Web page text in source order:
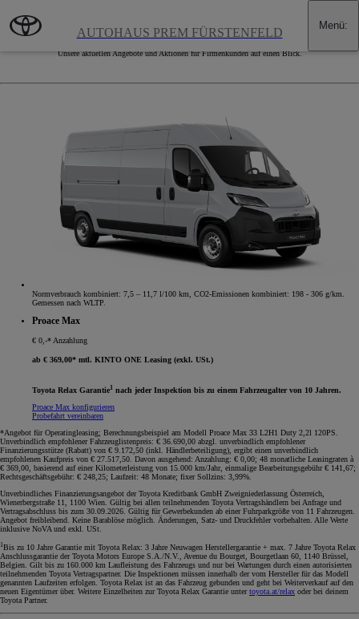
AUTOHAUS PREM FÜRSTENFELD Menü:
Angebote für Firmenkunden
Unsere aktuellen Angebote und Aktionen für Firmenkunden auf einen Blick.
Normverbrauch kombiniert: 7,5 – 11,7 l/100 km, CO2-Emissionen kombiniert: 198 - 306 g/km.
Gemessen nach WLTP.
Proace Max
€ 0,-* Anzahlung
ab € 369,00* mtl. KINTO ONE Leasing (exkl. USt.)
Toyota Relax Garantie1 nach jeder Inspektion bis zu einem Fahrzeugalter von 10 Jahren.
Proace Max konfigurieren
Probefahrt vereinbaren
*Angebot für Operatingleasing; Berechnungsbeispiel am Modell Proace Max 33 L2H1 Duty 2,2l 120PS.
Unverbindlich empfohlener Fahrzeuglistenpreis: € 36.690,00 abzgl. unverbindlich empfohlener
Finanzierungsstütze (Rabatt) von € 9.172,50 (inkl. Händlerbeteiligung), ergibt einen unverbindlich
empfohlenen Kaufpreis von € 27.517,50. Davon ausgehend: Anzahlung: € 0,00; 48 monatliche Leasingraten à
€ 369,00, basierend auf einer Kilometerleistung von 15.000 km/Jahr, einmalige Bearbeitungsgebühr € 141,67;
Rechtsgeschäftsgebühr: € 248,25; Laufzeit: 48 Monate; fixer Sollzins: 3,99%.
Unverbindliches Finanzierungsangebot der Toyota Kreditbank GmbH Zweigniederlassung Österreich,
Wienerbergstraße 11, 1100 Wien. Gültig bei allen teilnehmenden Toyota Vertragshändlern bei Anfrage und
Vertragsabschluss bis zum 30.09.2026. Gültig für Gewerbekunden ab einer Fuhrparkgröße von 11 Fahrzeugen.
Angebot freibleibend. Keine Barablöse möglich. Änderungen, Satz- und Druckfehler vorbehalten. Alle Werte
inklusive NoVA und exkl. USt.
1Bis zu 10 Jahre Garantie mit Toyota Relax: 3 Jahre Neuwagen Herstellergarantie + max. 7 Jahre Toyota Relax
Anschlussgarantie der Toyota Motors Europe S.A./N.V., Avenue du Bourget, Bourgetlaan 60, 1140 Brüssel,
Belgien. Gilt bis zu 160.000 km Laufleistung des Fahrzeugs und nur bei Wartungen durch einen autorisierten
teilnehmenden Toyota Vertragspartner. Die Inspektionen müssen innerhalb der vom Hersteller für das Modell
genannten Laufzeiten erfolgen. Toyota Relax ist an das Fahrzeug gebunden und geht bei Weiterverkauf auf den
neuen Eigentümer über. Weitere Einzelheiten zur Toyota Relax Garantie untertoyota.at/relax oder bei deinem
Toyota Partner.